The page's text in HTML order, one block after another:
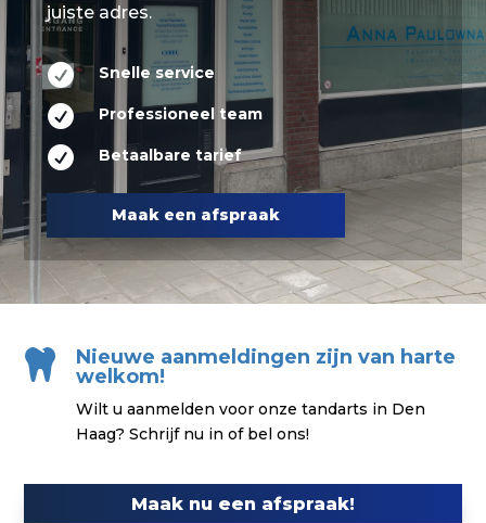
juiste adres.
 Snelle service
 Professioneel team
 Betaalbare tarief
Maak een afspraak

Nieuwe aanmeldingen zijn van harte
welkom!
Wilt u aanmelden voor onze tandarts in Den
Haag? Schrijf nu in of bel ons!
Maak nu een afspraak!